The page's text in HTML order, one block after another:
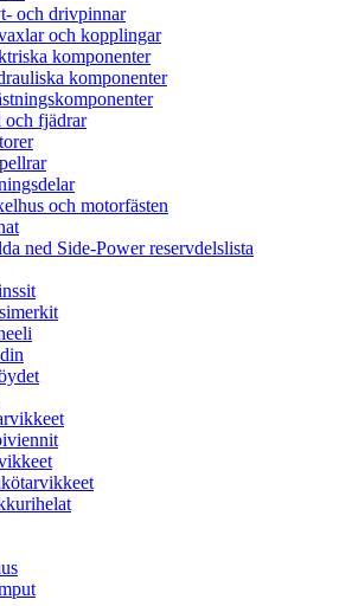
och drivpinnar
och kopplingar
komponenter
komponenter
fjädrar
och motorfästen
ned Side-Power reservdelslista